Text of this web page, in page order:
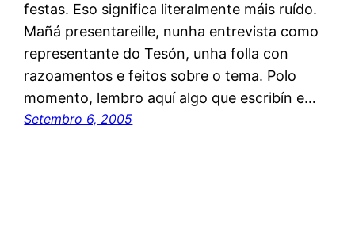
festas. Eso significa literalmente máis ruído.
Mañá presentareille, nunha entrevista como
representante do Tesón, unha folla con
razoamentos e feitos sobre o tema. Polo
momento, lembro aquí algo que escribín e…
Setembro 6, 2005